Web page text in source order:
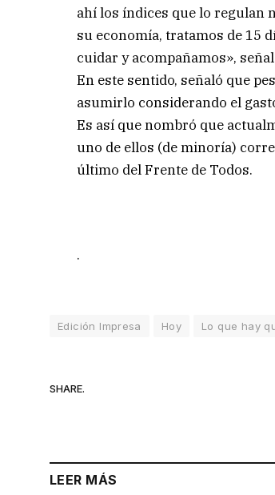
ahí los índices que lo regulan
su economía, tratamos de 15
cuidar y acompañamos»,
En este sentido, señaló que
asumirlo considerando el
Es así que nombró que
uno de ellos (de minoría)
último del Frente de Todos.
.
Edición Impresa Hoy Lo que hay
SHARE.
LEER MÁS